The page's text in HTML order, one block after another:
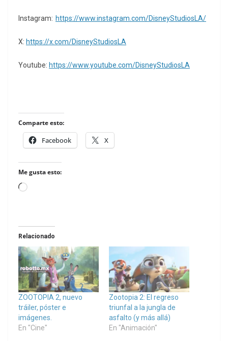
Instagram: https://www.instagram.com/DisneyStudiosLA/
X: https://x.com/DisneyStudiosLA
Youtube: https://www.youtube.com/DisneyStudiosLA
Comparte esto:
Facebook X
Me gusta esto:
Loading…
Relacionado
ZOOTOPIA 2, nuevo
tráiler, póster e
imágenes.
En "Cine"
Zootopia 2: El regreso
triunfal a la jungla de
asfalto (y más allá)
En "Animación"